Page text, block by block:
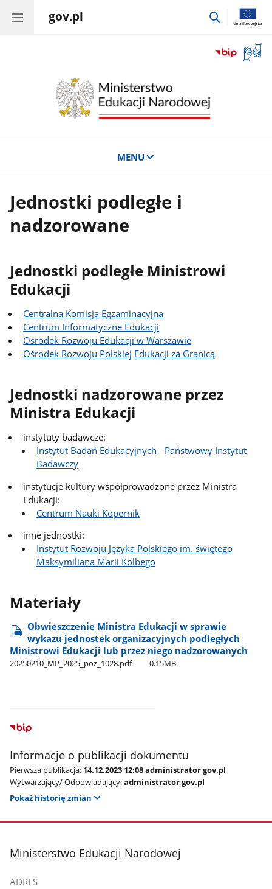
gov.pl
przejdź
okno
MENU
Jednostki podległe i
nadzorowane
Jednostki podległe Ministrowi
Edukacji
Centralna Komisja Egzaminacyjna
Centrum Informatyczne Edukacji
Ośrodek Rozwoju Edukacji w Warszawie
Ośrodek Rozwoju Polskiej Edukacji za Granicą
Jednostki nadzorowane przez
Ministra Edukacji
instytuty badawcze:
Instytut Badań Edukacyjnych - Państwowy Instytut
Badawczy
instytucje kultury współprowadzone przez Ministra
Edukacji:
Centrum Nauki Kopernik
inne jednostki:
Instytut Rozwoju Języka Polskiego im. świętego
Maksymiliana Marii Kolbego
Materiały
Obwieszczenie Ministra Edukacji w sprawie
wykazu jednostek organizacyjnych podległych
Ministrowi Edukacji lub przez niego nadzorowanych
20250210​_MP​_2025​_poz​_1028.pdf 0.15MB
Informacje o publikacji dokumentu
Pierwsza publikacja: 14.12.2023 12:08 administrator gov.pl
Wytwarzający/ Odpowiadający:administrator gov.pl
Pokaż historię zmian
stopka
Ministerstwo Edukacji Narodowej
ADRES